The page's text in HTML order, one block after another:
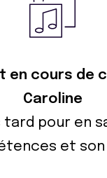
en cours de
Caroline
tard pour en
et